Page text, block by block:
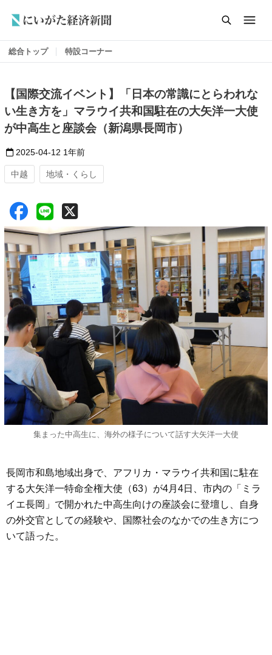
総合トップ 特設コーナー
【国際交流イベント】「日本の常識にとらわれな
い生き方を」マラウイ共和国駐在の大矢洋一大使
が中高生と座談会（新潟県長岡市）
2025-04-12 1年前
中越 地域・くらし
集まった中高生に、海外の様子について話す大矢洋一大使
長岡市和島地域出身で、アフリカ・マラウイ共和国に駐在
する大矢洋一特命全権大使（63）が4月4日、市内の「ミラ
イエ長岡」で開かれた中高生向けの座談会に登壇し、自身
の外交官としての経験や、国際社会のなかでの生き方につ
いて語った。